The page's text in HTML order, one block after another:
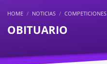
HOME NOTICIAS COMPETICIONES
OBITUARIO